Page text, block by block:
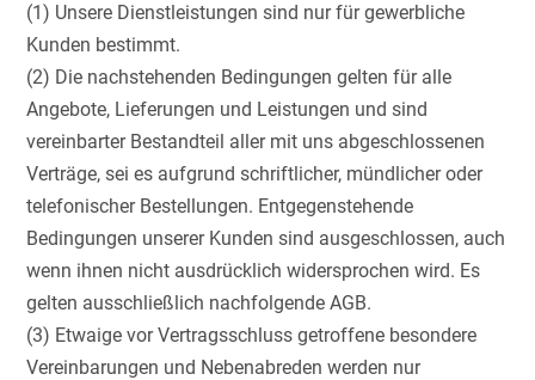
(1) Unsere Dienstleistungen sind nur für gewerbliche
Kunden bestimmt.
(2) Die nachstehenden Bedingungen gelten für alle
Angebote, Lieferungen und Leistungen und sind
vereinbarter Bestandteil aller mit uns abgeschlossenen
Verträge, sei es aufgrund schriftlicher, mündlicher oder
telefonischer Bestellungen. Entgegenstehende
Bedingungen unserer Kunden sind ausgeschlossen, auch
wenn ihnen nicht ausdrücklich widersprochen wird. Es
gelten ausschließlich nachfolgende AGB.
(3) Etwaige vor Vertragsschluss getroffene besondere
Vereinbarungen und Nebenabreden werden nur